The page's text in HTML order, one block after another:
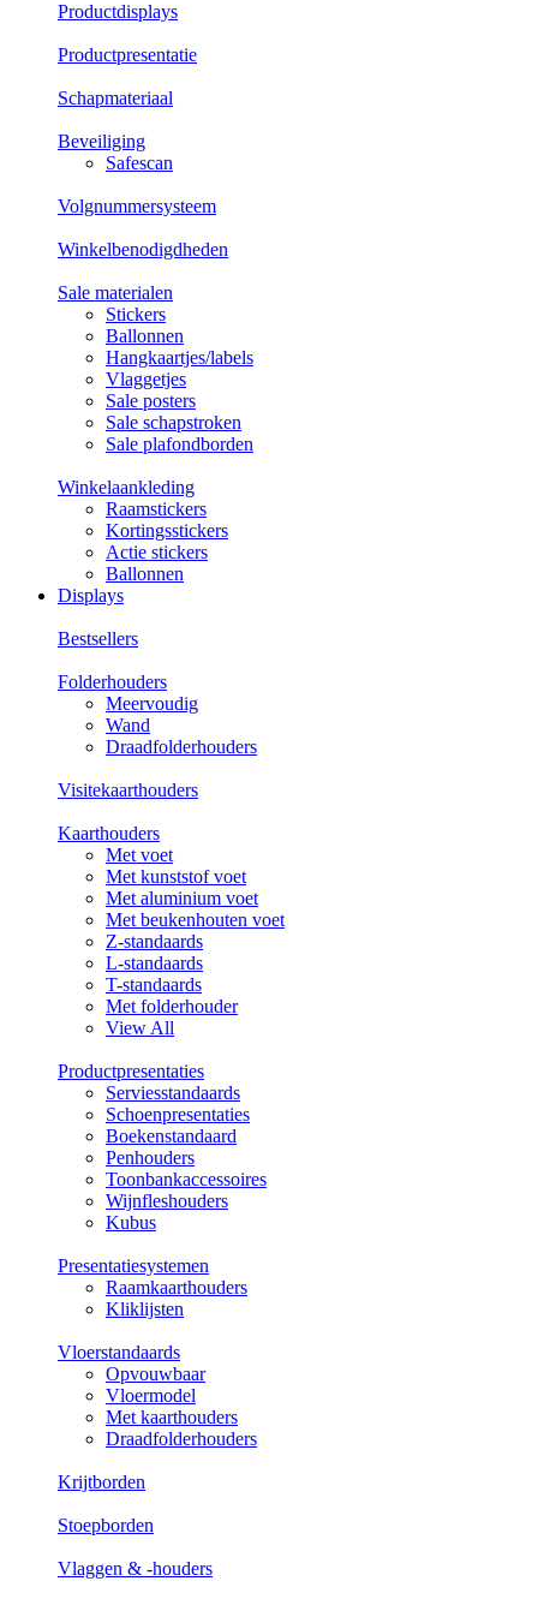
Productdisplays
Productpresentatie
Schapmateriaal
Beveiliging
Safescan
Volgnummersysteem
Winkelbenodigdheden
Sale materialen
Stickers
Ballonnen
Hangkaartjes/labels
Vlaggetjes
Sale posters
Sale schapstroken
Sale plafondborden
Winkelaankleding
Raamstickers
Kortingsstickers
Actie stickers
Ballonnen
Displays
Bestsellers
Folderhouders
Meervoudig
Wand
Draadfolderhouders
Visitekaarthouders
Kaarthouders
Met voet
Met kunststof voet
Met aluminium voet
Met beukenhouten voet
Z-standaards
L-standaards
T-standaards
Met folderhouder
View All
Productpresentaties
Serviesstandaards
Schoenpresentaties
Boekenstandaard
Penhouders
Toonbankaccessoires
Wijnfleshouders
Kubus
Presentatiesystemen
Raamkaarthouders
Kliklijsten
Vloerstandaards
Opvouwbaar
Vloermodel
Met kaarthouders
Draadfolderhouders
Krijtborden
Stoepborden
Vlaggen & -houders